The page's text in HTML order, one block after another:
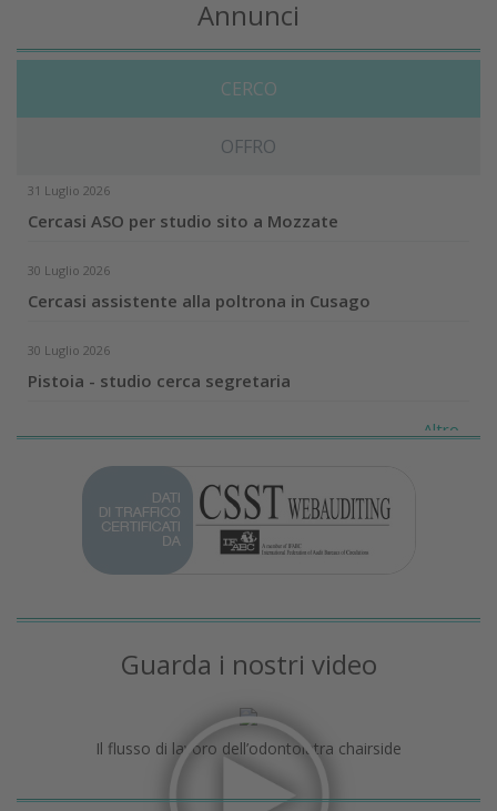
Annunci
CERCO
OFFRO
31 Luglio 2026
Cercasi ASO per studio sito a Mozzate
30 Luglio 2026
Cercasi assistente alla poltrona in Cusago
30 Luglio 2026
Pistoia - studio cerca segretaria
Altro...
Guarda i nostri video
Il flusso di lavoro dell’odontoiatra chairside